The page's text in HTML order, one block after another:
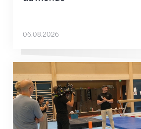
06.08.2026
En route pour Zagreb avec des